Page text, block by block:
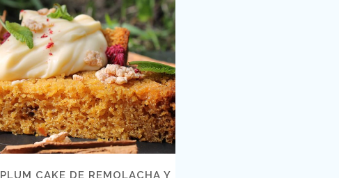
VIEW
PLUM CAKE DE REMOLACHA Y